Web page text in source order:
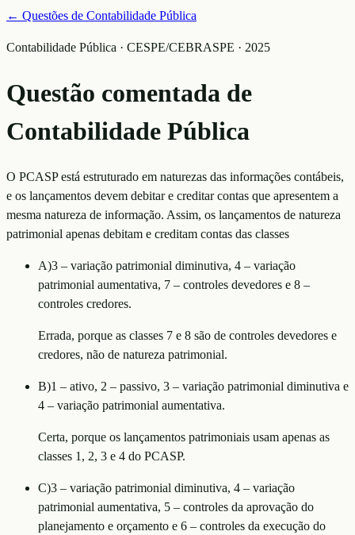
← Questões de Contabilidade Pública
Contabilidade Pública · CESPE/CEBRASPE · 2025
Questão comentada de
Contabilidade Pública
O PCASP está estruturado em naturezas das informações contábeis,
e os lançamentos devem debitar e creditar contas que apresentem a
mesma natureza de informação. Assim, os lançamentos de natureza
patrimonial apenas debitam e creditam contas das classes
A)3 – variação patrimonial diminutiva, 4 – variação
patrimonial aumentativa, 7 – controles devedores e 8 –
controles credores.
Errada, porque as classes 7 e 8 são de controles devedores e
credores, não de natureza patrimonial.
B)1 – ativo, 2 – passivo, 3 – variação patrimonial diminutiva e
4 – variação patrimonial aumentativa.
Certa, porque os lançamentos patrimoniais usam apenas as
classes 1, 2, 3 e 4 do PCASP.
C)3 – variação patrimonial diminutiva, 4 – variação
patrimonial aumentativa, 5 – controles da aprovação do
planejamento e orçamento e 6 – controles da execução do